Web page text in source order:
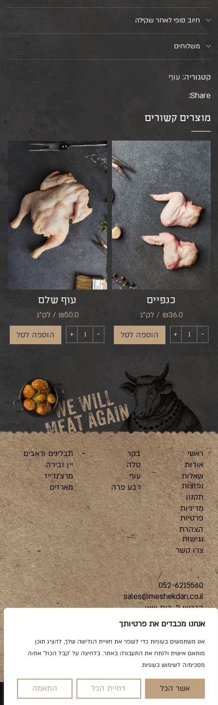
אנחנו מכבדים את פרטיותך
אנו משתמשים בעוגיות כדי לשפר את חוויית הגלישה שלך, להציג תוכן
מותאם אישית ולנתח את התעבורה באתר. בלחיצה על 'קבל הכול' את/ה
מסכימ/ה לשימוש בעוגיות.
התאמה דחיית הכל אשר הכל
חיוב סופי לאחר שקילה
משלוחים
קטגוריה: עוף
Share:
מוצרים קשורים
כנפיים
₪36.0 / לק"ג
הוספה לסל
עוף שלם
₪50.0 / לק"ג
הוספה לסל
ראשי
אודות
שאלות
נפוצות
תקנון
מדיניות
פרטיות
הצהרת
נגישות
צרו קשר
בקר
טלה
עוף
רבע פרה
תבלינים וראבים
יין ובירה
מרצ’נדייז
מארזים
052-6215560
sales@meshekdan.co.il
הגביש 2, בית שאן
הקמת אתרים מהחלל החיצון |
0